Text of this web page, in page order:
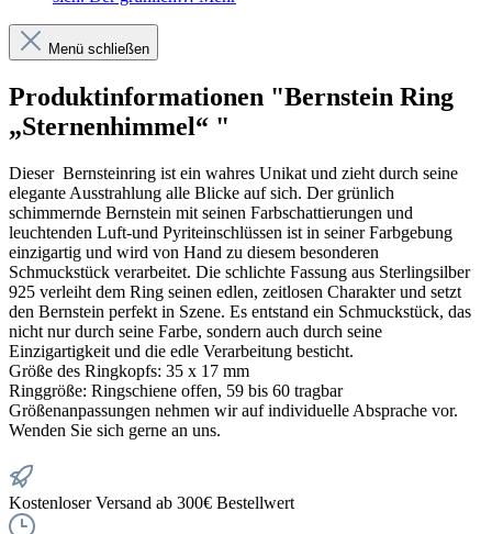
Menü schließen
Produktinformationen "Bernstein Ring
„Sternenhimmel“ "
Dieser Bernsteinring ist ein wahres Unikat und zieht durch seine
elegante Ausstrahlung alle Blicke auf sich. Der grünlich
schimmernde Bernstein mit seinen Farbschattierungen und
leuchtenden Luft-und Pyriteinschlüssen ist in seiner Farbgebung
einzigartig und wird von Hand zu diesem besonderen
Schmuckstück verarbeitet. Die schlichte Fassung aus Sterlingsilber
925 verleiht dem Ring seinen edlen, zeitlosen Charakter und setzt
den Bernstein perfekt in Szene. Es entstand ein Schmuckstück, das
nicht nur durch seine Farbe, sondern auch durch seine
Einzigartigkeit und die edle Verarbeitung besticht.
Größe des Ringkopfs: 35 x 17 mm
Ringgröße: Ringschiene offen, 59 bis 60 tragbar
Größenanpassungen nehmen wir auf individuelle Absprache vor.
Wenden Sie sich gerne an uns.
Kostenloser Versand ab 300€ Bestellwert